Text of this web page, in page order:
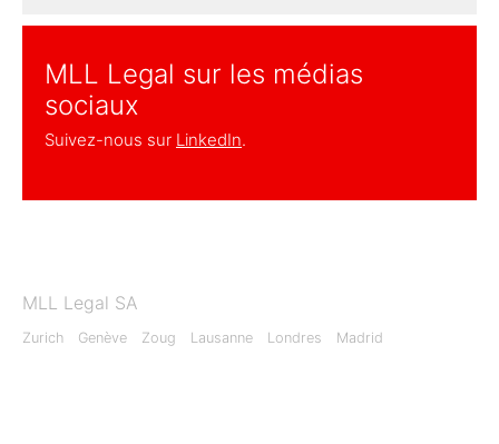
MLL Legal sur les médias
sociaux
Suivez-nous sur LinkedIn.
MLL Legal SA
Zurich Genève Zoug Lausanne Londres Madrid